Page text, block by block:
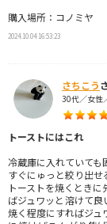
購入場所：コノミヤ
2024.10.04 16:53:23
さちこう
30代／女性
トーストにはこれ
冷蔵庫に入れていても
すぐにゅっと絞り出せ
トーストを焼くとき
ばジュワッと溶けて良
焼く程度にすればジュ